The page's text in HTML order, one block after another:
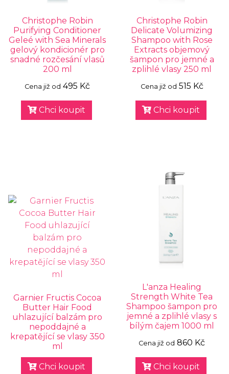
Christophe Robin
Purifying Conditioner
Geleé with Sea Minerals
gelový kondicionér pro
snadné rozčesání vlasů
200 ml
Cena již od 495 Kč
Chci koupit
Christophe Robin
Delicate Volumizing
Shampoo with Rose
Extracts objemový
šampon pro jemné a
zplihlé vlasy 250 ml
Cena již od 515 Kč
Chci koupit
Garnier Fructis Cocoa
Butter Hair Food
uhlazující balzám pro
nepoddajné a
krepatějící se vlasy 350
ml
Chci koupit
L'anza Healing
Strength White Tea
Shampoo šampon pro
jemné a zplihlé vlasy s
bílým čajem 1000 ml
Cena již od 860 Kč
Chci koupit